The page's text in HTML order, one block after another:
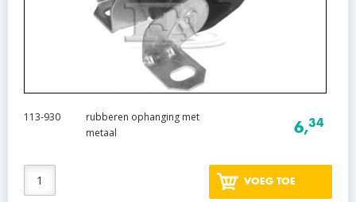
113-930
rubberen ophanging met
metaal
6,34
VOEG TOE